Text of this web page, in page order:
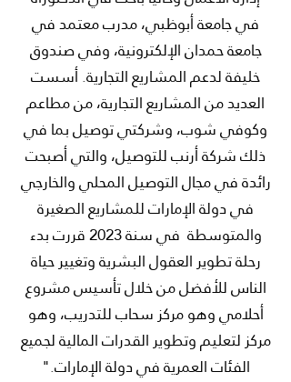
في جامعة أبوظبي، مدرب معتمد في
جامعة حمدان الإلكترونية، وفي صندوق
خليفة لدعم المشاريع التجارية. أسست
العديد من المشاريع التجارية، من مطاعم
وكوفي شوب، وشركتي توصيل بما في
ذلك شركة أرنب للتوصيل، والتي أصبحت
رائدة في مجال التوصيل المحلي والخارجي
في دولة الإمارات للمشاريع الصغيرة
والمتوسطة في سنة 2023 قررت بدء
رحلة تطوير العقول البشرية وتغيير حياة
الناس للأفضل من خلال تأسيس مشروع
أحلامي وهو مركز سحاب للتدريب، وهو
مركز لتعليم وتطوير القدرات المالية لجميع
الفئات العمرية في دولة الإمارات."